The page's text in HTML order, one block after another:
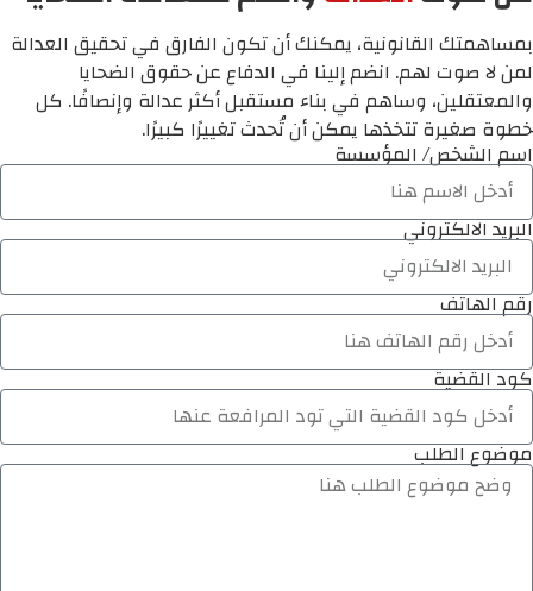
بمساهمتك القانونية، يمكنك أن تكون الفارق في تحقيق العدالة
لمن لا صوت لهم. انضم إلينا في الدفاع عن حقوق الضحايا
والمعتقلين، وساهم في بناء مستقبل أكثر عدالة وإنصافًا. كل
خطوة صغيرة تتخذها يمكن أن تُحدث تغييرًا كبيرًا.
اسم الشخص/ المؤسسة
البريد الالكتروني
رقم الهاتف
كود القضية
موضوع الطلب